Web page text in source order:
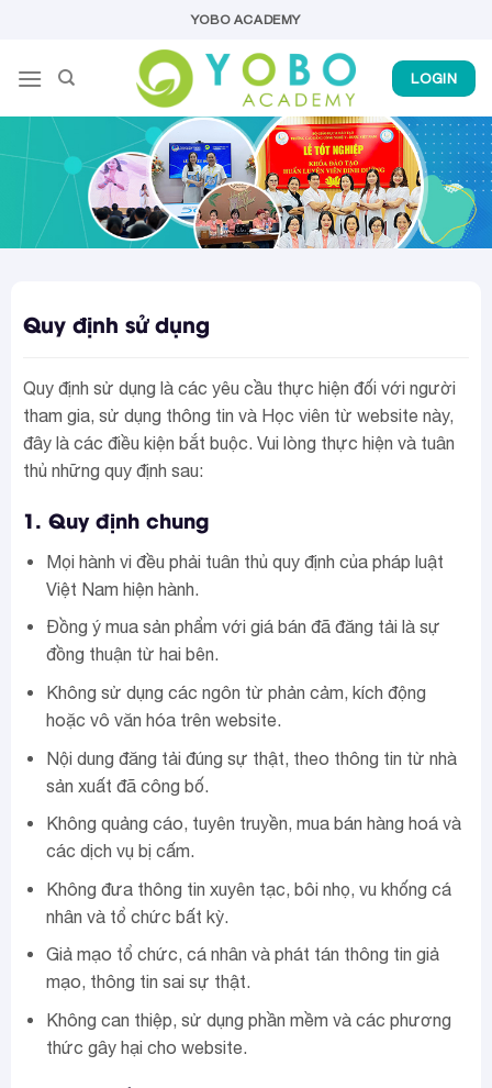
content
YOBO ACADEMY
LOGIN
Quy định sử dụng
Quy định sử dụng là các yêu cầu thực hiện đối với người
tham gia, sử dụng thông tin và Học viên từ website này,
đây là các điều kiện bắt buộc. Vui lòng thực hiện và tuân
thủ những quy định sau:
1. Quy định chung
Mọi hành vi đều phải tuân thủ quy định của pháp luật
Việt Nam hiện hành.
Đồng ý mua sản phẩm với giá bán đã đăng tải là sự
đồng thuận từ hai bên.
Không sử dụng các ngôn từ phản cảm, kích động
hoặc vô văn hóa trên website.
Nội dung đăng tải đúng sự thật, theo thông tin từ nhà
sản xuất đã công bố.
Không quảng cáo, tuyên truyền, mua bán hàng hoá và
các dịch vụ bị cấm.
Không đưa thông tin xuyên tạc, bôi nhọ, vu khống cá
nhân và tổ chức bất kỳ.
Giả mạo tổ chức, cá nhân và phát tán thông tin giả
mạo, thông tin sai sự thật.
Không can thiệp, sử dụng phần mềm và các phương
thức gây hại cho website.